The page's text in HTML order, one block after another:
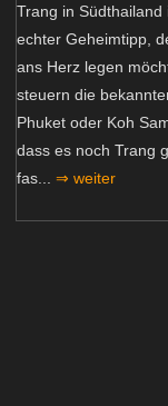
Trang in Südthailand
echter Geheimtipp,
ans Herz legen
steuern die
Phuket oder Koh
dass es noch Trang
fas... ⇒ weiter